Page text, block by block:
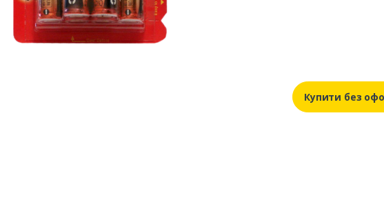
Купити без